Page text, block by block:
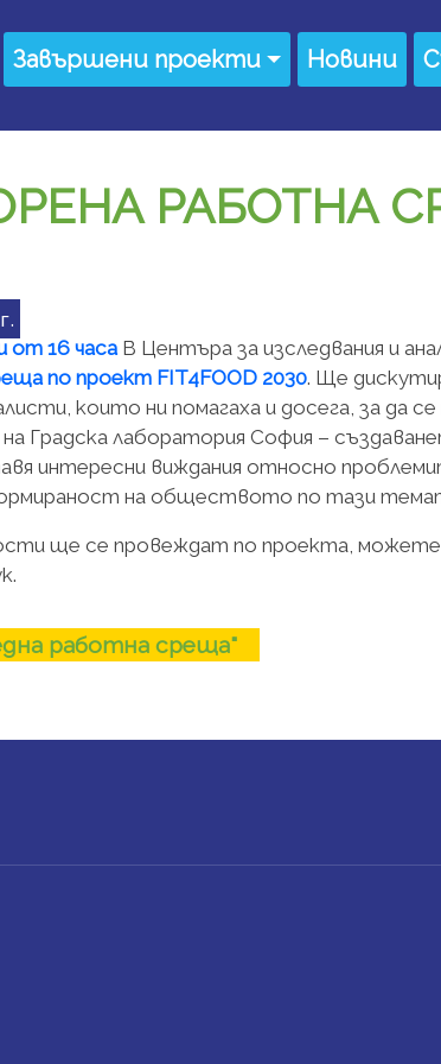
Завършени проекти Новини
РАБОТНА
от 16 часаВ Центъра за изследвания и
по проект FIT4FOOD 2030. Ще
които ни помагаха и досега, за да
на Градска лаборатория София –
интересни виждания относно
на обществото по тази
ще се провеждат по проекта,
работна среща"